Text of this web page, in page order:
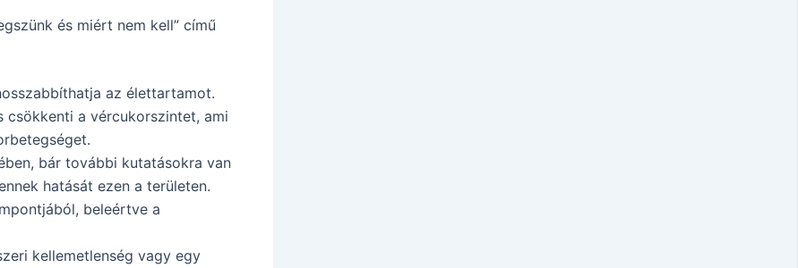
és miért nem kell” című
az élettartamot.
csökkenti a vércukorszintet, ami
bár további kutatásokra van
hatását ezen a területen.
beleértve a
kellemetlenség vagy egy